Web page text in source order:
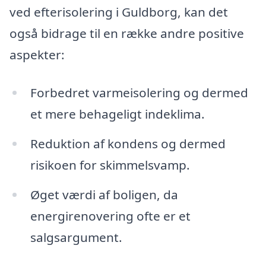
ved efterisolering i Guldborg, kan det
også bidrage til en række andre positive
aspekter:
Forbedret varmeisolering og dermed
et mere behageligt indeklima.
Reduktion af kondens og dermed
risikoen for skimmelsvamp.
Øget værdi af boligen, da
energirenovering ofte er et
salgsargument.